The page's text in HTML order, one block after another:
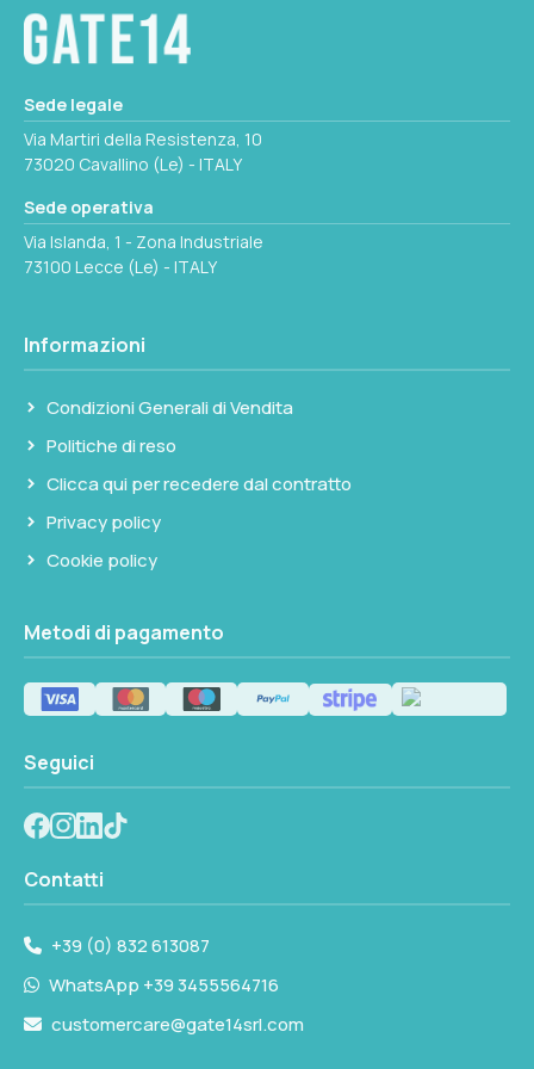
della sentina, eliminando la necessità di
verifiche visive periodiche durante la
rende adatto a pompe di sentina di piccole e
medie dimensioni.
Sede legale
Via Martiri della Resistenza, 10
73020 Cavallino (Le) - ITALY
Sede operativa
Via Islanda, 1 - Zona Industriale
73100 Lecce (Le) - ITALY
Informazioni
Condizioni Generali di Vendita
Politiche di reso
Clicca qui per recedere dal contratto
Privacy policy
Cookie policy
Metodi di pagamento
Seguici
Contatti
+39 (0) 832 613087
WhatsApp +39 3455564716
customercare@gate14srl.com